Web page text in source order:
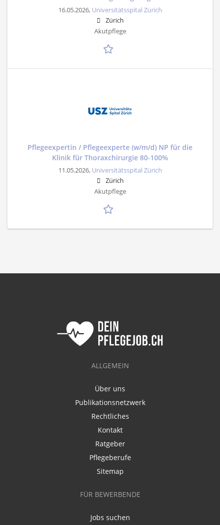
16.05.2026, Universitätsspital Zürich
Zürich
Akutpflege
Pflegeexpertin / Pflegeexperte (w/m/d) NP für die
Klinik für Thoraxchirurgie 80-100%
11.05.2026, Universitätsspital Zürich
Zürich
Akutpflege
ALLGEMEIN
Über uns
Publikationsnetzwerk
Rechtliches
Kontakt
Ratgeber
Pflegeberufe
Sitemap
FÜR BEWERBENDE
Jobs suchen